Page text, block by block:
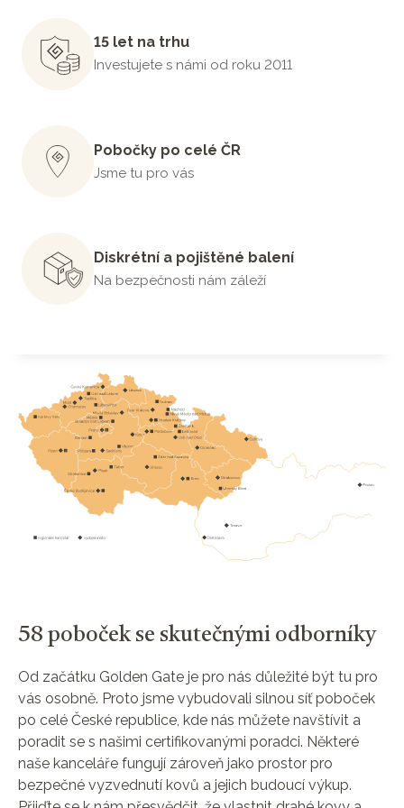
15 let na trhu
Investujete s námi od roku 2011
Pobočky po celé ČR
Jsme tu pro vás
Diskrétní a pojištěné balení
Na bezpečnosti nám záleží
58 poboček se skutečnými odborníky
Od začátku Golden Gate je pro nás důležité být tu pro
vás osobně. Proto jsme vybudovali silnou síť poboček
po celé České republice, kde nás můžete navštívit a
poradit se s našimi certifikovanými poradci. Některé
naše kanceláře fungují zároveň jako prostor pro
bezpečné vyzvednutí kovů a jejich budoucí výkup.